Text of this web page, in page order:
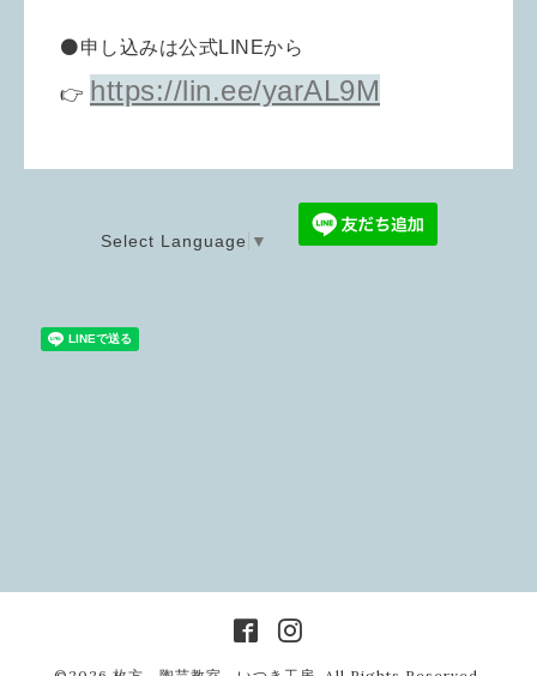
⚫️申し込みは公式LINEから
👉 https://lin.ee/yarAL9M
Select Language ▼